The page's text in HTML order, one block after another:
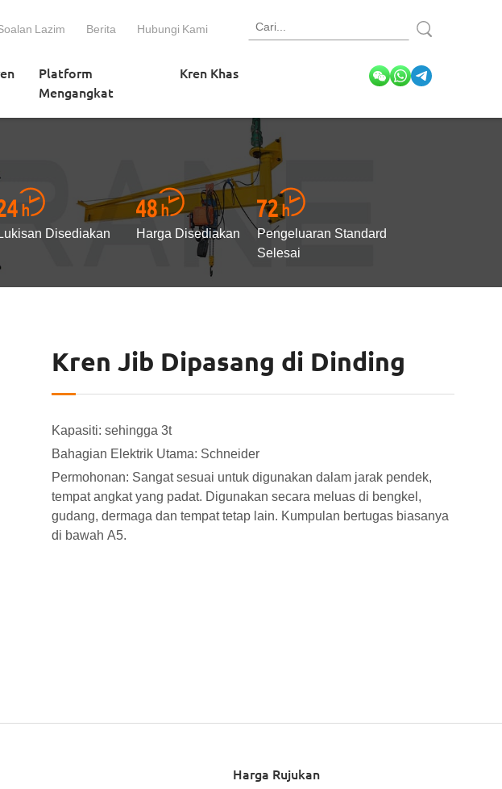
Lazim Berita Hubungi Kami
Platform
Mengangkat
Kren Khas
Disediakan Harga Disediakan
Pengeluaran Standard
Selesai
Kren Jib Dipasang di Dinding
Kapasiti: sehingga 3t
Bahagian Elektrik Utama: Schneider
Permohonan: Sangat sesuai untuk digunakan dalam jarak pendek,
tempat angkat yang padat. Digunakan secara meluas di bengkel,
gudang, dermaga dan tempat tetap lain. Kumpulan bertugas biasanya
di bawah A5.
Harga Rujukan